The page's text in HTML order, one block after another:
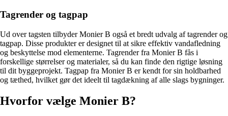
Tagrender og tagpap
Ud over tagsten tilbyder Monier B også et bredt udvalg af tagrender og
tagpap. Disse produkter er designet til at sikre effektiv vandafledning
og beskyttelse mod elementerne. Tagrender fra Monier B fås i
forskellige størrelser og materialer, så du kan finde den rigtige løsning
til dit byggeprojekt. Tagpap fra Monier B er kendt for sin holdbarhed
og tæthed, hvilket gør det ideelt til tagdækning af alle slags bygninger.
Hvorfor vælge Monier B?